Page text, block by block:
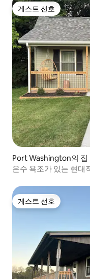
게스트 선호
게스트 선호
Port Washington의 집
온수 욕조가 있는 현대
게스트 선호
게스트 선호